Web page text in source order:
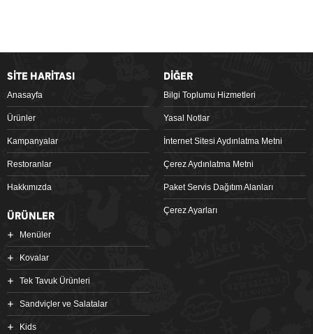
SİTE HARİTASI
Anasayfa
Ürünler
Kampanyalar
Restoranlar
Hakkımızda
DİĞER
Bilgi Toplumu Hizmetleri
Yasal Notlar
İnternet Sitesi Aydınlatma Metni
Çerez Aydınlatma Metni
Paket Servis Dağıtım Alanları
Çerez Ayarları
ÜRÜNLER
Menüler
Kovalar
Tek Tavuk Ürünleri
Sandviçler ve Salatalar
Kids